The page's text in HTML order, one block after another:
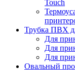
Touch
Трубка ПВХ
Для
Для
Для
Овальный